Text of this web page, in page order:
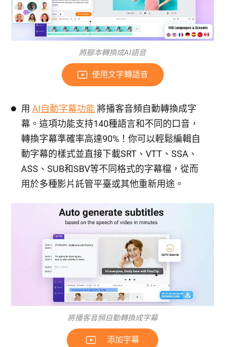
將腳本轉換成AI語音
使用文字轉語音
用AI自動字幕功能將播客音頻自動轉換成字
幕。這項功能支持140種語言和不同的口音，
轉換字幕準確率高達90%！你可以輕鬆編輯自
動字幕的樣式並直接下載SRT、VTT、SSA、
ASS、SUB和SBV等不同格式的字幕檔，從而
用於多種影片託管平臺或其他重新用途。
將播客音頻自動轉換成字幕
添加字幕